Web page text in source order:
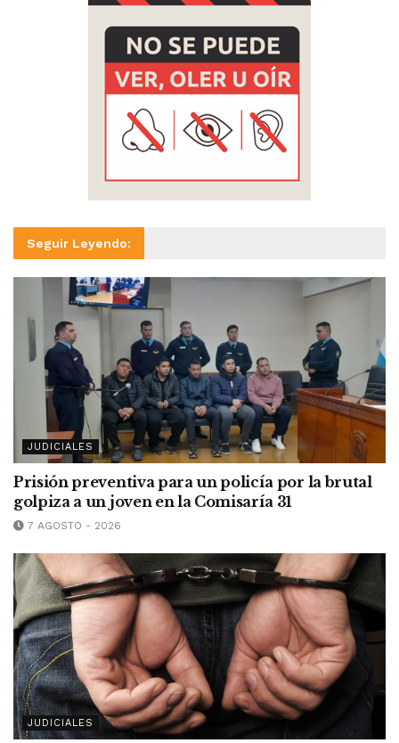
Seguir Leyendo:
JUDICIALES
Prisión preventiva para un policía por la brutal
golpiza a un joven en la Comisaría 31
7 AGOSTO - 2026
JUDICIALES